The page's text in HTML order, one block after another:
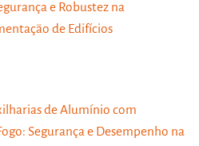
e Robustez na
de Edifícios
de Alumínio com
Segurança e Desempenho na